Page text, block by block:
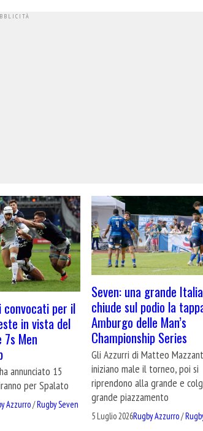
convocati per il
in vista del
7s Men
annunciato 15
per Spalato
Azzurro/Rugby Seven
Seven: una grande Italia
chiude sul podio la
Amburgo delle Man’s
Championship Series
Gli Azzurri di Matteo
iniziano male il torneo, poi si
riprendono alla grande e
grande piazzamento
5 Luglio 2026Rugby Azzurro/